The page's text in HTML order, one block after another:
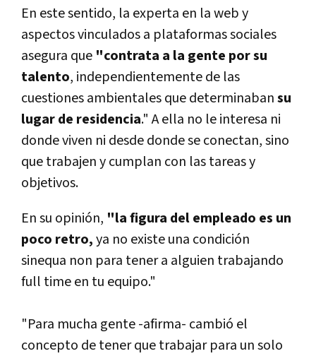
En este sentido, la experta en la web y
aspectos vinculados a plataformas sociales
asegura que "contrata a la gente por su
talento, independientemente de las
cuestiones ambientales que determinabansu
lugar de residencia." A ella no le interesa ni
donde viven ni desde donde se conectan, sino
que trabajen y cumplan con las tareas y
objetivos.
En su opinión, "la figura del empleado es un
poco retro,ya no existe una condición
sinequa non para tener a alguien trabajando
full time en tu equipo."
"Para mucha gente -afirma- cambió el
concepto de tener que trabajar para un solo